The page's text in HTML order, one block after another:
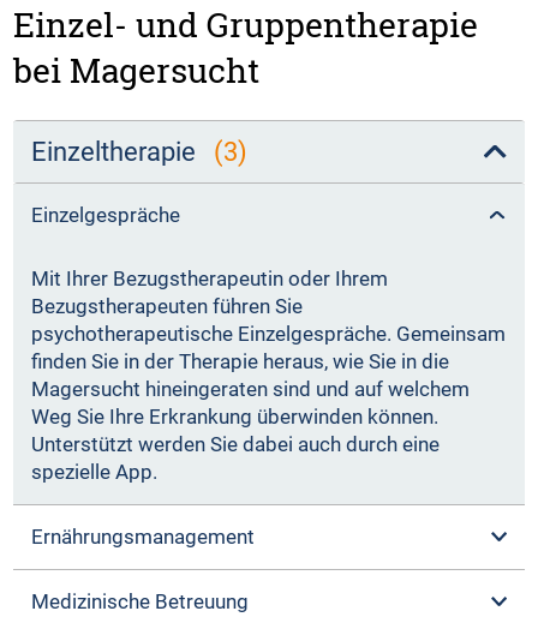
Einzel- und Gruppentherapie
bei Magersucht
Einzeltherapie (3)
Einzelgespräche
Mit Ihrer Bezugstherapeutin oder Ihrem
Bezugstherapeuten führen Sie
psychotherapeutische Einzelgespräche. Gemeinsam
finden Sie in der Therapie heraus, wie Sie in die
Magersucht hineingeraten sind und auf welchem
Weg Sie Ihre Erkrankung überwinden können.
Unterstützt werden Sie dabei auch durch eine
spezielle App.
Ernährungsmanagement
Medizinische Betreuung